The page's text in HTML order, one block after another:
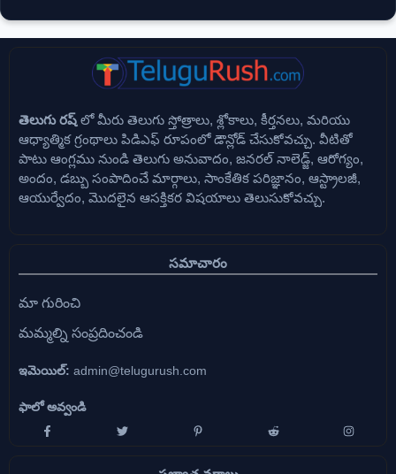
తెలుగు రష్ లో మీరు తెలుగు స్తోత్రాలు, శ్లోకాలు, కీర్తనలు, మరియు
ఆధ్యాత్మిక గ్రంథాలు పిడిఎఫ్ రూపంలో డౌన్లోడ్ చేసుకోవచ్చు. వీటితో
పాటు ఆంగ్లము నుండి తెలుగు అనువాదం, జనరల్ నాలెడ్జ్, ఆరోగ్యం,
అందం, డబ్బు సంపాదించే మార్గాలు, సాంకేతిక పరిజ్ఞానం, ఆస్ట్రాలజీ,
ఆయుర్వేదం, మొదలైన ఆసక్తికర విషయాలు తెలుసుకోవచ్చు.
సమాచారం
మా గురించి
మమ్మల్ని సంప్రదించండి
ఇమెయిల్: admin@telugurush.com
ఫాలో అవ్వండి